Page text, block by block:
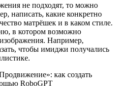
не подходят, то можно
написать, какие конкретно
матрёшек и в каком стиле.
в котором возможно
Например,
чтобы имиджи получались